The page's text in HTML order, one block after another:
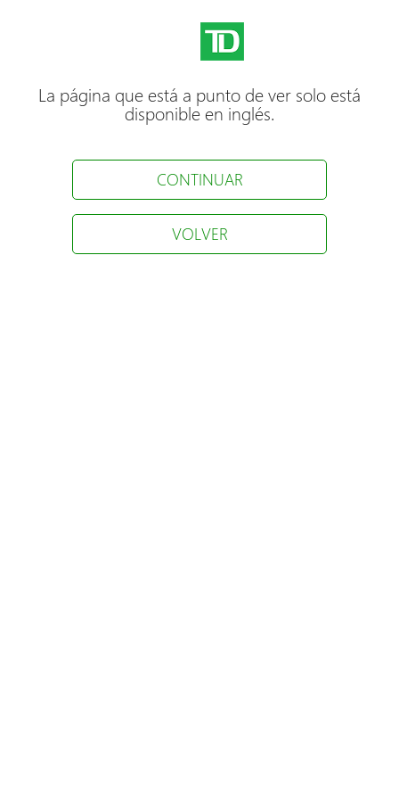
La página que está a punto de ver solo está
disponible en inglés.
CONTINUAR
VOLVER